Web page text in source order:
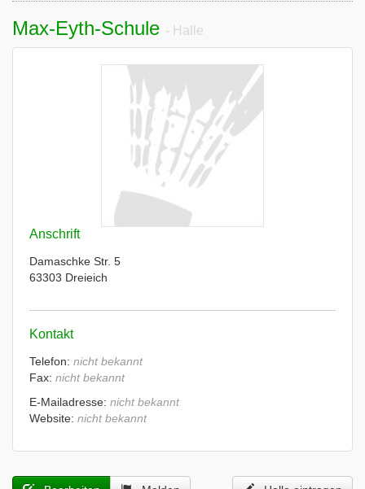
Max-Eyth-Schule - Halle
Anschrift
Damaschke Str. 5
63303 Dreieich
Kontakt
Telefon: nicht bekannt
Fax: nicht bekannt
E-Mailadresse: nicht bekannt
Website: nicht bekannt